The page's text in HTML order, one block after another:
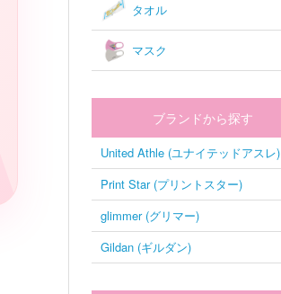
タオル
マスク
ブランドから探す
United Athle (ユナイテッドアスレ)
Print Star (プリントスター)
glimmer (グリマー)
Gildan (ギルダン)